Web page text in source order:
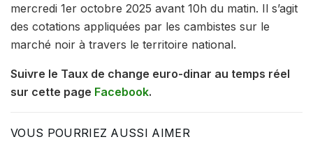
mercredi 1er octobre 2025 avant 10h du matin. Il s’agit
des cotations appliquées par les cambistes sur le
marché noir à travers le territoire national.
Suivre le Taux de change euro-dinar au temps réel
sur cette page Facebook.
VOUS POURRIEZ AUSSI AIMER